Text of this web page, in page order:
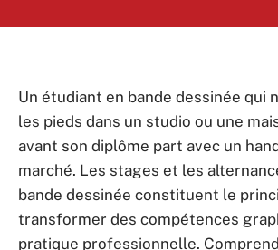
Un étudiant en bande dessinée qui
les pieds dans un studio ou une
avant son diplôme part avec un
marché. Les stages et les
bande dessinée constituent le
transformer des compétences
pratique professionnelle.